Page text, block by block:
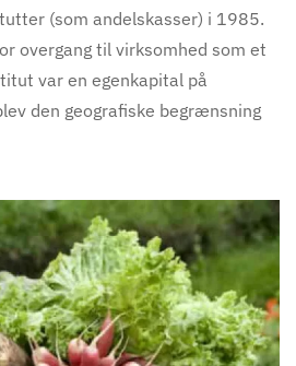
(som andelskasser) i 1985.
overgang til virksomhed som et
var en egenkapital på
den geografiske begrænsning